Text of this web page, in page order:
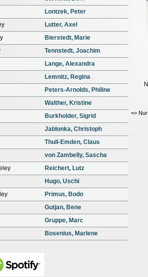
=>
Lontzek, Peter
Lutter, Axel
Bierstedt, Marie
Tennstedt, Joachim
Lange, Alexandra
Lemnitz, Regina
Peters-Arnolds, Philine
Walther, Kristine
Burkholder, Sigrid
Jablonka, Christoph
Thull-Emden, Claus
von Zambelly, Sascha
Reichert, Lutz
Hugo, Uschi
Primus, Bodo
Gutjan, Bene
Gruppe, Marc
Bosenius, Marlene